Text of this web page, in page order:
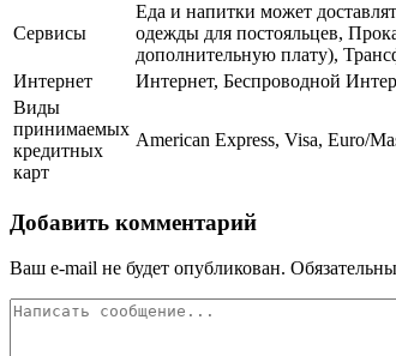
Сервисы
Еда и напитки может
одежды для постояльцев,
дополнительную плату),
Интернет
Интернет, Беспроводной
Виды
принимаемых
кредитных
карт
American Express, Visa, Euro/
Добавить комментарий
Ваш e-mail не будет опубликован.